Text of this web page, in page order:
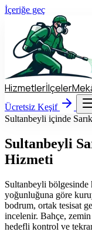
İçeriğe geç
Hizmetlerİlçeler
Ücretsiz Keşif
Hizmetler İlçeler
Ücretsiz Keşif
Sultanbeyli içinde
Sultanbeyli
Hizmeti
Sultanbeyli bölgesinde
yoğunluğuna göre
bodrum, ortak tesisat
incelenir. Bahçe, zemin
hedefli kontrol ve